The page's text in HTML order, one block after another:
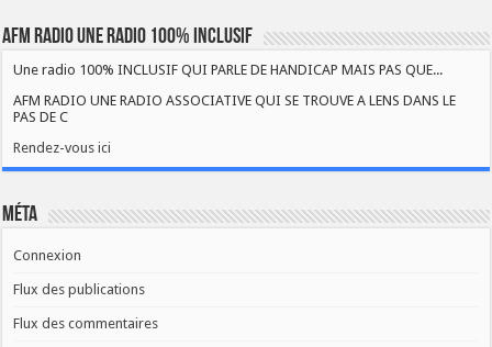
AFM RADIO UNE RADIO 100% INCLUSIF
Une radio 100% INCLUSIF QUI PARLE DE HANDICAP MAIS PAS QUE...
AFM RADIO UNE RADIO ASSOCIATIVE QUI SE TROUVE A LENS DANS LE
PAS DE C
Rendez-vous ici
Méta
Connexion
Flux des publications
Flux des commentaires